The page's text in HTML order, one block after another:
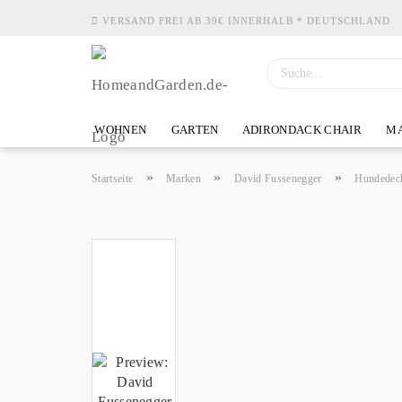
VERSAND FREI AB 39€ INNERHALB * DEUTSCHLAND
WOHNEN GARTEN ADIRONDACK CHAIR
Startseite » Marken » David Fussenegger »